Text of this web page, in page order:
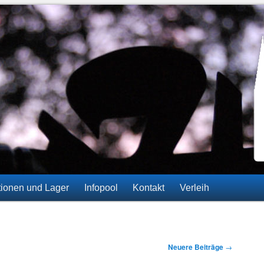
Gonsenheim
und Lager Infopool Kontakt Verleih
Neuere Beiträge →